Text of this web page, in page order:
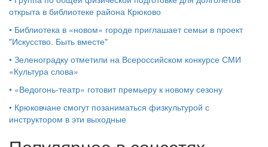
открыта в библиотеке района Крюково
• Библиотека в «новом» городе приглашает семьи в проект
"Искусство. Быть вместе"
• Зеленоградку отметили на Всероссийском конкурсе СМИ
«Культура слова»
• «Ведогонь-театр» готовит премьеру к новому сезону
• Крюковчане смогут позаниматься физкультурой с
инструктором в эти выходные